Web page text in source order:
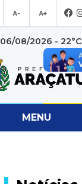
A- A+
06/08/2026 - 22°C
MENU